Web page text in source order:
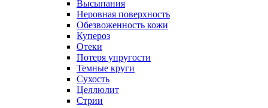
Высыпания
Неровная поверхность
Обезвоженность кожи
Купероз
Отеки
Потеря упругости
Темные круги
Сухость
Целлюлит
Стрии